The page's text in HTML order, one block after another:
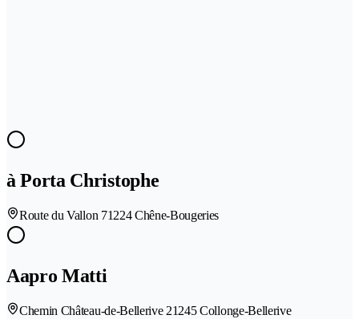
à Porta Christophe
Route du Vallon 71224 Chêne-Bougeries
Aapro Matti
Chemin Château-de-Bellerive 21245 Collonge-Bellerive